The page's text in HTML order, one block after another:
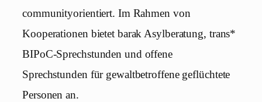
communityorientiert. Im Rahmen von
Kooperationen bietet barak Asylberatung, trans*
BIPoC-Sprechstunden und offene
Sprechstunden für gewaltbetroffene geflüchtete
Personen an.